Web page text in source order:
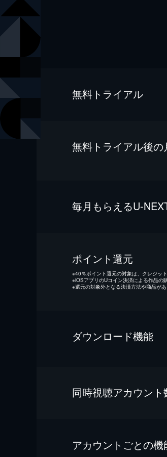
無料トライアル
無料トライアル後の
毎⽉もらえるU-
ポイント還元
※40％ポイント還元の対象は、クレジッ
※iOSアプリのUコイン決済による作品の
※還元の対象外となる決済方法や商品が
ダウンロード機能
同時視聴アカウント
アカウントごとの機